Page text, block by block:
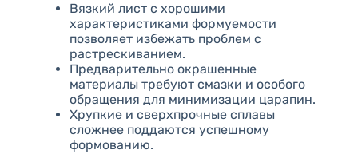
Вязкий лист с хорошими
характеристиками формуемости
позволяет избежать проблем с
растрескиванием.
Предварительно окрашенные
материалы требуют смазки и особого
обращения для минимизации царапин.
Хрупкие и сверхпрочные сплавы
сложнее поддаются успешному
формованию.